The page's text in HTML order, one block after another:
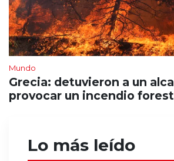
Mundo
Grecia: detuvieron a un
provocar un incendio
Lo más leído